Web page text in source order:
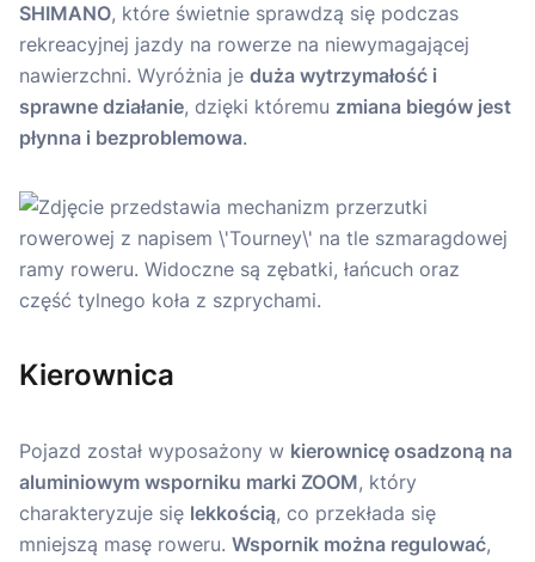
SHIMANO, które świetnie sprawdzą się podczas
rekreacyjnej jazdy na rowerze na niewymagającej
nawierzchni. Wyróżnia je duża wytrzymałość i
sprawne działanie, dzięki któremu zmiana biegów jest
płynna i bezproblemowa.
Kierownica
Pojazd został wyposażony w kierownicę osadzoną na
aluminiowym wsporniku marki ZOOM, który
charakteryzuje się lekkością, co przekłada się
mniejszą masę roweru. Wspornik można regulować,